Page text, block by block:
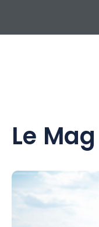
Le Mag